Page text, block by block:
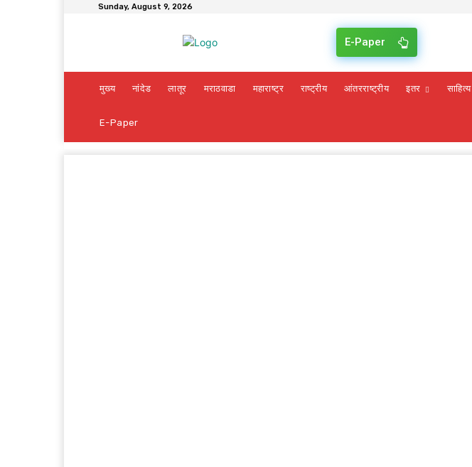
Sunday, August 9, 2026
E-Paper
मुख्य नांदेड लातूर मराठवाडा महाराष्ट्र राष्ट्रीय आंतरराष्ट्रीय इतर साहित्य
E-Paper